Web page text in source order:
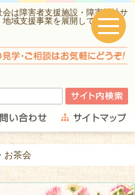
は障害者支援施設・障害福祉サ
域支援事業を展開しています。
お茶会